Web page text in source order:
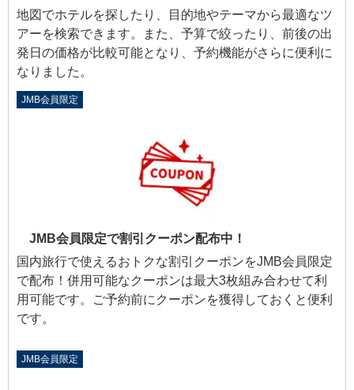
地図でホテルを探したり、目的地やテーマから最適なツ
アーを検索できます。また、予算で絞ったり、前後の出
発日の価格が比較可能となり、予約機能がさらに便利に
なりました。
JMB会員限定
JMB会員限定で割引クーポン配布中！
国内旅行で使えるおトクな割引クーポンをJMB会員限定
で配布！併用可能なクーポンは最大3枚組み合わせて利
用可能です。ご予約前にクーポンを獲得しておくと便利
です。
JMB会員限定